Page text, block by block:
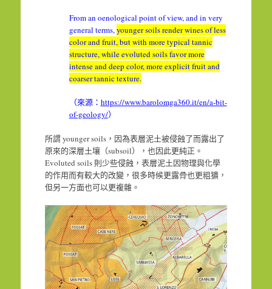
From an oenological point of view, and in very
general terms,younger soils render wines of less
color and fruit, but with more typical tannic
structure, while evoluted soils favor more
intense and deep color, more explicit fruit and
coarser tannic texture.
（來源： https://www.barolomga360.it/en/a-bit-
of-geology/）
所謂 younger soils，因為表層泥土被侵蝕了而露出了
原來的深層土壤（subsoil），也因此更純正。
Evoluted soils 則少些侵蝕，表層泥土因物理與化學
的作用而有較大的改變，很多時候更露骨也更粗獷，
但另一方面也可以更複雜。